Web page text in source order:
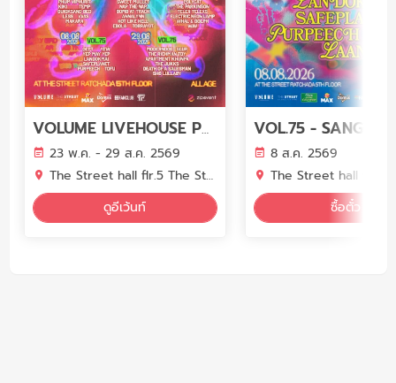
VOLUME LIVEHOUSE PHASE 7
23 พ.ค. - 29 ส.ค. 2569
The Street hall flr.5 The Street Ratchada
ดูอีเว้นท์
8 ส.ค. 2569
The Street hall flr.5 The Street
ซื้อตั๋ว